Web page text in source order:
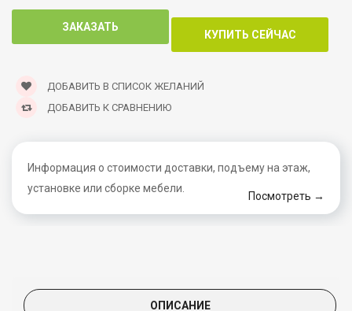
ДОБАВИТЬ В СПИСОК ЖЕЛАНИЙ
ДОБАВИТЬ К СРАВНЕНИЮ
Информация о стоимости доставки, подъему на этаж,
установке или сборке мебели.
Посмотреть →
ОПИСАНИЕ